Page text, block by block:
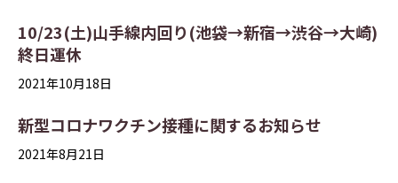
10/23(土)山手線内回り(池袋→新宿→渋谷→大崎)
終日運休
2021年10月18日
新型コロナワクチン接種に関するお知らせ
2021年8月21日